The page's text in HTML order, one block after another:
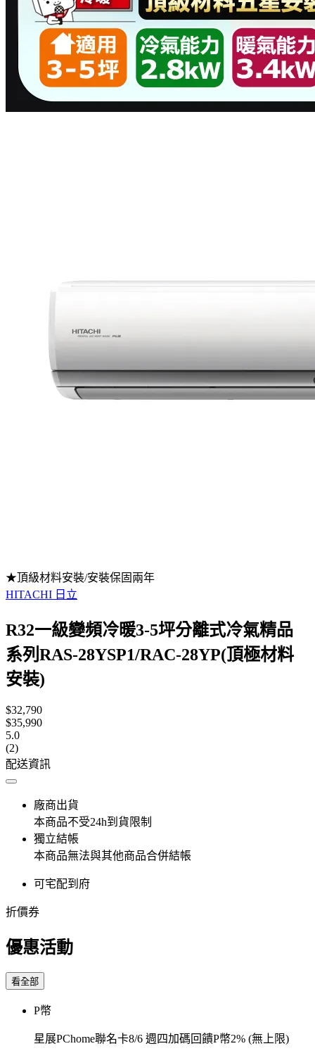
★頂級材料安裝/安裝保固兩年
HITACHI 日立
R32一級變頻冷暖3-5坪分離式冷氣精品
系列RAS-28YSP1/RAC-28YP(頂極材料
安裝)
$32,790
$35,990
5.0
(2)
配送資訊
廠商出貨
本商品不受24h到貨限制
獨立結帳
本商品無法與其他商品合併結帳
可宅配到府
折價券
優惠活動
看全部
P幣
星展PChome聯名卡8/6 週四加碼回饋P幣2% (無上限)